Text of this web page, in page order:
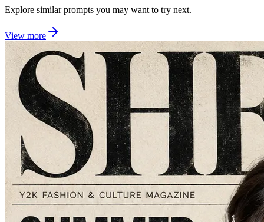
Explore similar prompts you may want to try next.
View more